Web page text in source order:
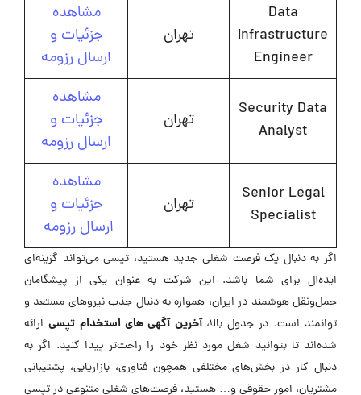
Data
Infrastructure
Engineer
تهران
مشاهده
جزئیات و
ارسال رزومه
Security Data
Analyst
تهران
مشاهده
جزئیات و
ارسال رزومه
Senior Legal
Specialist
تهران
مشاهده
جزئیات و
ارسال رزومه
اگر به دنبال یک فرصت شغلی جدید هستید، تپسی می‌تواند گزینه‌ای
ایده‌آل برای شما باشد. این شرکت به عنوان یکی از پیشگامان
حمل‌ونقل هوشمند در ایران، همواره به دنبال جذب نیروهای مستعد و
توانمند است. در جدول بالا، آخرین آگهی های استخدام تپسیارائه
شده‌اند تا بتوانید شغل مورد نظر خود را راحت‌تر پیدا کنید. اگر به
دنبال کار در بخش‌های مختلفی همچون فناوری، بازاریابی، پشتیبانی
مشتریان، امور حقوقی و… هستید، فرصت‌های شغلی متنوعی در تپسی